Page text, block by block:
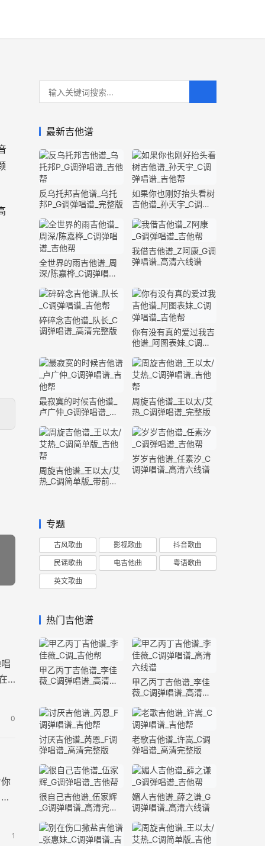
0
1
最新吉他谱
反乌托邦吉他谱_乌托
邦P_G调弹唱谱_完整版
如果你也刚好抬头看树
吉他谱_孙天宇_C调弹
全世界的雨吉他谱_周
深/陈嘉桦_C调弹唱谱_
我借吉他谱_Z阿康_G调
弹唱谱_高清六线谱
碎碎念吉他谱_队长_C
调弹唱谱_高清完整版
你有没有真的爱过我吉
他谱_阿图表妹_C调弹
最寂寞的时候吉他谱_
卢广仲_G调弹唱谱_高
周旋吉他谱_王以太/艾
热_C调弹唱谱_完整版
周旋吉他谱_王以太/艾
热_C调简单版_带前奏
岁岁吉他谱_任素汐_C
调弹唱谱_高清六线谱
专题
古风歌曲 影视歌曲 抖音歌曲
民谣歌曲 电吉他曲 粤语歌曲
英文歌曲
热门吉他谱
甲乙丙丁吉他谱_李佳
薇_C调弹唱谱_高清六
甲乙丙丁吉他谱_李佳
薇_C调弹唱谱_高清六
讨厌吉他谱_芮恩_F调
弹唱谱_高清完整版
老歌吉他谱_许嵩_C调
弹唱谱_高清完整版
很自己吉他谱_伍家辉
_G调弹唱谱_高清完整
媚人吉他谱_薛之谦_G
调弹唱谱_高清六线谱